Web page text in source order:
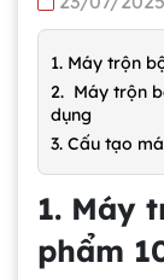
1. Máy trộn
2. Máy trộn
dụng
3. Cấu tạo
1. Máy
phẩm